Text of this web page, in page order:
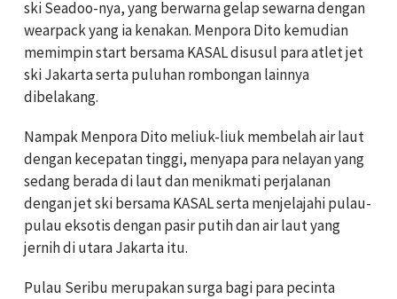
ski Seadoo-nya, yang berwarna gelap sewarna dengan
wearpack yang ia kenakan. Menpora Dito kemudian
memimpin start bersama KASAL disusul para atlet jet
ski Jakarta serta puluhan rombongan lainnya
dibelakang.
Nampak Menpora Dito meliuk-liuk membelah air laut
dengan kecepatan tinggi, menyapa para nelayan yang
sedang berada di laut dan menikmati perjalanan
dengan jet ski bersama KASAL serta menjelajahi pulau-
pulau eksotis dengan pasir putih dan air laut yang
jernih di utara Jakarta itu.
Pulau Seribu merupakan surga bagi para pecinta